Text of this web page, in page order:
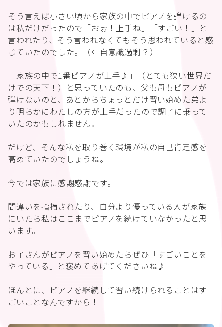
そう言えば小さい頃から家族の中でピアノを弾けるの
は私だけだったので「おぉ！上手ね」「すごい！」と
言われたり、そう言われなくてもそう思われていると感
じていたのでした。（←自意識過剰？）
「家族の中で1番ピアノが上手♪」（とても狭い世界だ
けでの天下！）と思っていたのも、父も母もピアノが
弾けないのと、あとからちょっとだけ習い始めた弟よ
り明らかにわたしの方が上手だったので調子に乗って
いたのかもしれません。
だけど、そんな私を取り巻く環境が私の自己肯定感を
高めていたのでしょうね。
今では家族に感謝感謝です。
間違いを指摘されたり、自分より優っている人が家族
にいたら私はここまでピアノを続けていなかったと思
います。
お子さんがピアノを習い始めたらぜひ「すごいことを
やっている」と褒めてあげてくださいね♪
ほんとに、ピアノを継続して習い続けられることはす
ごいことなんですから！